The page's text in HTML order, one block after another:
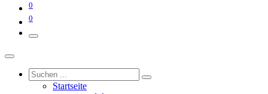
0
0
Startseite